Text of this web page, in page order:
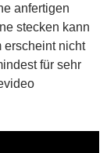
anfertigen
stecken kann
erscheint nicht
für sehr